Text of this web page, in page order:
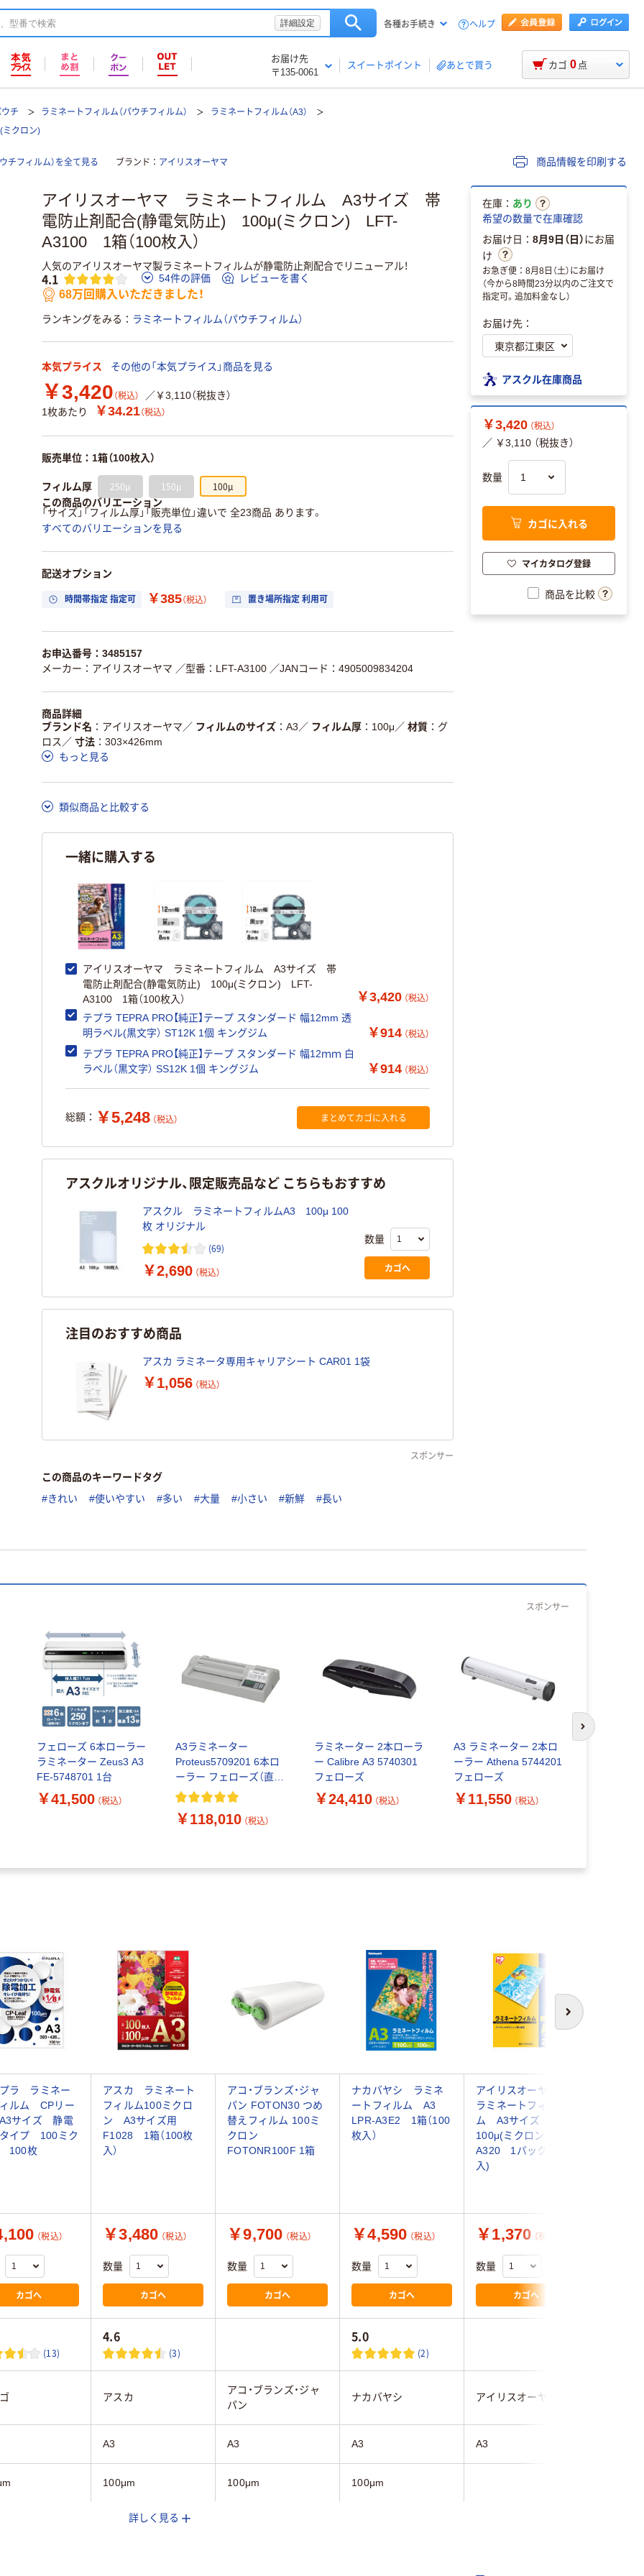
詳細設定 各種お手続き ヘルプ
お届け先
〒135-0061
スイートポイント あとで買う カゴ 0 点
チ ラミネートフィルム（パウチフィルム）
ラミネートフィルム（A3）
クロン)
チフィルム）を全て見る ブランド アイリスオーヤマ 商品情報を印刷する
アイリスオーヤマ ラミネートフィルム A3サイズ 帯
電防止剤配合(静電気防止) 100μ(ミクロン) LFT-
A3100 1箱（100枚入）
人気のアイリスオーヤマ製ラミネートフィルムが静電防止剤配合でリニューアル！
4.1 54件の評価 レビューを書く
68万回購入いただきました！
ランキングをみる ラミネートフィルム（パウチフィルム）
本気プライス その他の「本気プライス」商品を見る
￥3,420 （税込）
／￥3,110（税抜き）
1枚あたり
￥34.21（税込）
販売単位：1箱（100枚入）
フィルム厚 250μ 150μ 100μ
この商品のバリエーション
「サイズ」「フィルム厚」「販売単位」違いで 全23商品 あります。
すべてのバリエーションを見る
配送オプション
時間帯指定 指定可 ￥385（税込） 置き場所指定 利用可
お申込番号：3485157
メーカー：アイリスオーヤマ ／型番：LFT-A3100 ／JANコード：4905009834204
商品詳細
ブランド名
アイリスオーヤマ ／ フィルムのサイズ A3 ／ フィルム厚 100μ ／ 材質
グ
ロス ／ 寸法
303×426mm
もっと見る
類似商品と比較する
一緒に購入する
アイリスオーヤマ ラミネートフィルム A3サイズ 帯
電防止剤配合(静電気防止) 100μ(ミクロン) LFT-
A3100 1箱（100枚入）
￥3,420 （税込）
テプラ TEPRA PRO【純正】テープ スタンダード 幅12mm 透
明ラベル(黒文字） ST12K 1個 キングジム
￥914 （税込）
テプラ TEPRA PRO【純正】テープ スタンダード 幅12ｍｍ 白
ラベル（黒文字） SS12K 1個 キングジム
￥914 （税込）
総額： ￥5,248 （税込） まとめてカゴに入れる
アスクルオリジナル、限定販売品など こちらもおすすめ
アスクル ラミネートフィルムA3 100μ 100
枚 オリジナル
(69)
￥2,690 （税込）
数量
カゴへ
注目のおすすめ商品
アスカ ラミネータ専用キャリアシート CAR01 1袋
￥1,056 （税込）
スポンサー
この商品のキーワードタグ
#きれい #使いやすい #多い #大量 #小さい #新鮮 #長い
在庫： あり
希望の数量で在庫確認
お届け日： 8月9日（日）にお届
け
お急ぎ便：8月8日（土）にお届け
（今から8時間23分以内のご注文で
指定可。追加料金なし）
お届け先：
アスクル在庫商品
￥3,420 （税込）
／ ￥3,110 （税抜き）
数量
カゴに入れる
マイカタログ登録
商品を比較
スポンサー
フェローズ 6本ローラー
ラミネーター Zeus3 A3
FE-5748701 1台
￥41,500 （税込）
A3ラミネーター
Proteus5709201 6本ロ
ーラー フェローズ（直送
品）
￥118,010 （税込）
ラミネーター 2本ローラ
ー Calibre A3 5740301
フェローズ
￥24,410 （税込）
A3 ラミネーター 2本ロ
ーラー Athena 5744201
フェローズ
￥11,550 （税込）
次のスライド
次へ
ラ ラミネー
ィルム CPリー
サイズ 静電
イプ 100ミク
100枚
アスカ ラミネート
フィルム100ミクロ
ン A3サイズ用
F1028 1箱（100枚
入）
アコ・ブランズ・ジャ
パン FOTON30 つめ
替えフィルム 100ミ
クロン
FOTONR100F 1箱
ナカバヤシ ラミネ
ートフィルム A3
LPR-A3E2 1箱（100
枚入）
アイリスオーヤマ
ラミネートフィル
ム A3サイズ
100μ(ミクロン) LZ-
A320 1パック(20枚
入)
（税込）
カゴへ
￥3,480 （税込）
数量
カゴへ
￥9,700 （税込）
数量
カゴへ
￥4,590 （税込）
数量
カゴへ
￥1,370 （税込）
数量
カゴへ
(13)
4.6
(3)
5.0
(2)
アスカ
アコ・ブランズ・ジャ
パン
ナカバヤシ アイリスオーヤマ
A3 A3 A3 A3
100μm 100μm 100μm
グロス詳しく見る